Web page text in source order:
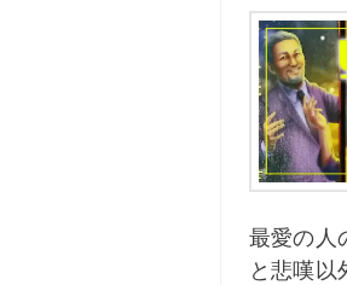
最愛の人
と悲嘆以